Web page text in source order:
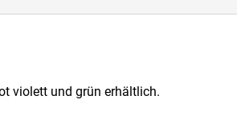
violett und grün erhältlich.